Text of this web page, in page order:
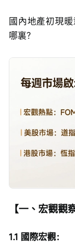
國內地產初現
哪裏？
【一、宏觀觀
1.1 國際宏觀：